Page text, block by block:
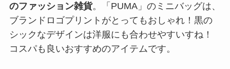
のファッション雑貨。「PUMA」のミニバッグは、
ブランドロゴプリントがとってもおしゃれ！黒の
シックなデザインは洋服にも合わせやすいすね！
コスパも良いおすすめのアイテムです。